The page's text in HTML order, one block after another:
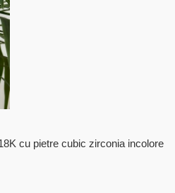
cu pietre cubic zirconia incolore